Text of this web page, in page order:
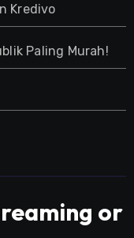
Kredivo
Paling Murah!
or